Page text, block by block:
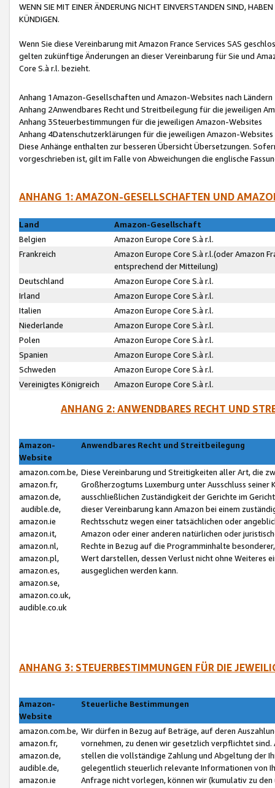
WENN SIE MIT EINER ÄNDERUNG NICHT EINVERSTANDEN SIND,
KÜNDIGEN.
Wenn Sie diese Vereinbarung mit Amazon France Services SAS
gelten zukünftige Änderungen an dieser Vereinbarung für Sie und
Core S.à r.l. bezieht.
Anhang 1Amazon-Gesellschaften und Amazon-Websites nach Ländern
Anhang 2Anwendbares Recht und Streitbeilegung für die jeweiligen
Anhang 3Steuerbestimmungen für die jeweiligen Amazon-Websites
Anhang 4Datenschutzerklärungen für die jeweiligen Amazon-Websites
Diese Anhänge enthalten zur besseren Übersicht Übersetzungen.
vorgeschrieben ist, gilt im Falle von Abweichungen die englische
ANHANG 1: AMAZON-GESELLSCHAFTEN UND
Land
Amazon-Gesellschaft
Belgien
Amazon Europe Core S.à r.l.
Frankreich
Amazon Europe Core S.à r.l.(oder Amazon
entsprechend der Mitteilung)
Deutschland
Amazon Europe Core S.à r.l.
Irland
Amazon Europe Core S.à r.l.
Italien
Amazon Europe Core S.à r.l.
Niederlande
Amazon Europe Core S.à r.l.
Polen
Amazon Europe Core S.à r.l.
Spanien
Amazon Europe Core S.à r.l.
Schweden
Amazon Europe Core S.à r.l.
Vereinigtes Königreich
Amazon Europe Core S.à r.l.
ANHANG 2: ANWENDBARES RECHT UND
Amazon-
Website
Anwendbares Recht und Streitbeilegung
amazon.com.be,
amazon.fr,
amazon.de,
audible.de,
amazon.ie
amazon.it,
amazon.nl,
amazon.pl,
amazon.es,
amazon.se,
amazon.co.uk,
audible.co.uk
Diese Vereinbarung und Streitigkeiten aller Art, die
Großherzogtums Luxemburg unter Ausschluss
ausschließlichen Zuständigkeit der Gerichte im
dieser Vereinbarung kann Amazon bei einem
Rechtsschutz wegen einer tatsächlichen oder
Amazon oder einer anderen natürlichen oder
Rechte in Bezug auf die Programminhalte
Wert darstellen, dessen Verlust nicht ohne Weiteres
ausgeglichen werden kann.
ANHANG 3: STEUERBESTIMMUNGEN FÜR DIE
Amazon-
Website
Steuerliche Bestimmungen
amazon.com.be,
amazon.fr,
amazon.de,
audible.de,
amazon.ie
Wir dürfen in Bezug auf Beträge, auf deren
vornehmen, zu denen wir gesetzlich verpflichtet
stellen die vollständige Zahlung und Abgeltung der
gelegentlich steuerlich relevante Informationen von
Anfrage nicht vorlegen, können wir (kumulativ zu